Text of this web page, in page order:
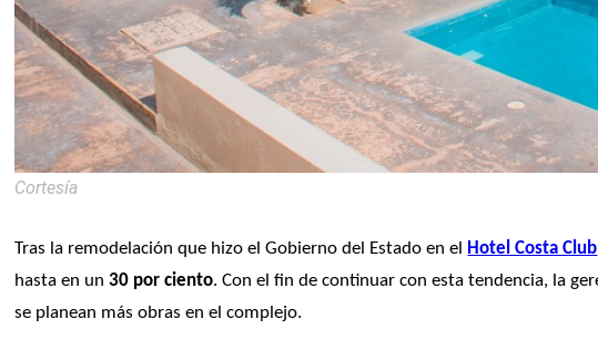
Cortesía
Tras la remodelación que hizo el Gobierno del Estado en el Hotel Costa Club
hasta en un 30 por ciento. Con el fin de continuar con esta tendencia, la
se planean más obras en el complejo.